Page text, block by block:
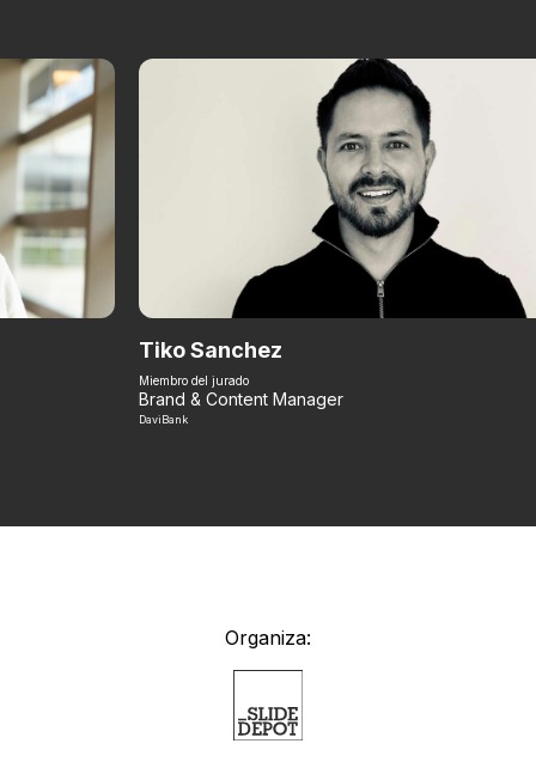
Tiko Sanchez
Miembro del jurado
Brand & Content Manager
DaviBank
Organiza: